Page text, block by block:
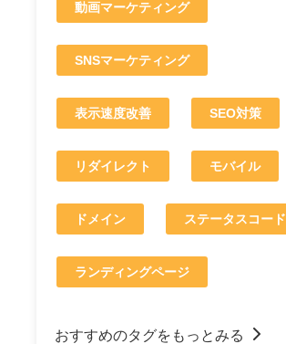
動画マーケティング
SNSマーケティング
表示速度改善 SEO対策
リダイレクト モバイル
ドメイン ステータスコード
ランディングページ
おすすめのタグをもっとみる